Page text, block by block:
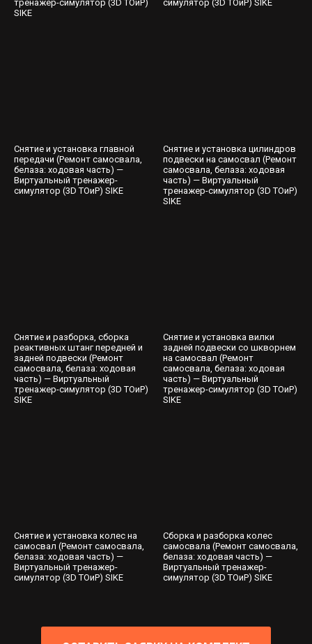
тренажер-симулятор (3D ТОиР)
SIKE
симулятор (3D ТОиР) SIKE
Снятие и установка главной
передачи (Ремонт самосвала,
белаза: ходовая часть) —
Виртуальный тренажер-
симулятор (3D ТОиР) SIKE
Снятие и установка цилиндров
подвески на самосвал (Ремонт
самосвала, белаза: ходовая
часть) — Виртуальный
тренажер-симулятор (3D ТОиР)
SIKE
Снятие и разборка, сборка
реактивных штанг передней и
задней подвески (Ремонт
самосвала, белаза: ходовая
часть) — Виртуальный
тренажер-симулятор (3D ТОиР)
SIKE
Снятие и установка вилки
задней подвески со шкворнем
на самосвал (Ремонт
самосвала, белаза: ходовая
часть) — Виртуальный
тренажер-симулятор (3D ТОиР)
SIKE
Снятие и установка колес на
самосвал (Ремонт самосвала,
белаза: ходовая часть) —
Виртуальный тренажер-
симулятор (3D ТОиР) SIKE
Сборка и разборка колес
самосвала (Ремонт самосвала,
белаза: ходовая часть) —
Виртуальный тренажер-
симулятор (3D ТОиР) SIKE